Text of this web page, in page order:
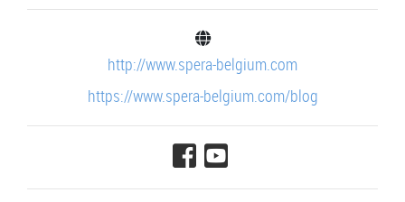
http://www.spera-belgium.com
https://www.spera-belgium.com/blog